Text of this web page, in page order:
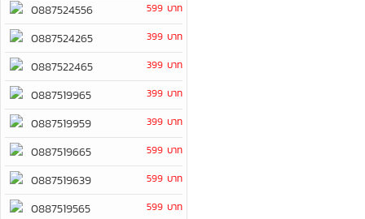
0887524556 599 บาท
0887524265 399 บาท
0887522465 399 บาท
0887519965 399 บาท
0887519959 399 บาท
0887519665 599 บาท
0887519639 599 บาท
0887519565 599 บาท